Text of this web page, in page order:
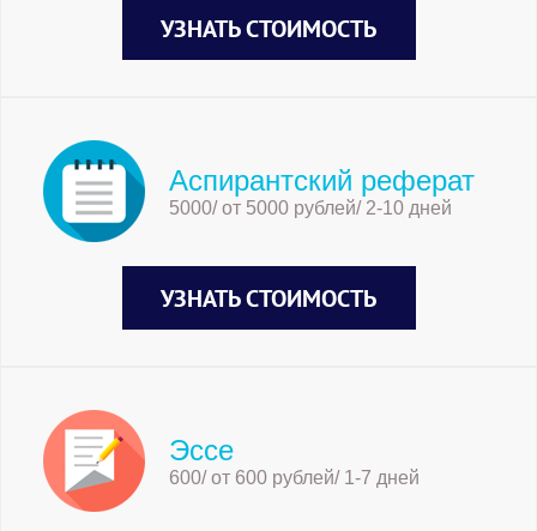
УЗНАТЬ СТОИМОСТЬ
Аспирантский реферат
5000/ от 5000 рублей/ 2-10 дней
УЗНАТЬ СТОИМОСТЬ
Эссе
600/ от 600 рублей/ 1-7 дней